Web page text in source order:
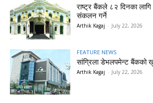
राष्ट्र बैंकले ८२ दिनका लागि
संकलन गर्ने
Arthik Kagaj - July 22, 2026
FEATURE NEWS
सांग्रिला डेभलपमेन्ट बैंकको
Arthik Kagaj - July 22, 2026